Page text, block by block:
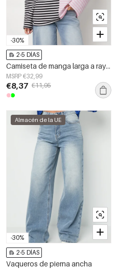
-30%
2-5 DÍAS
Camiseta de manga larga a rayas con bloques
MSRP €32,99
€8,37 €11,95
-30%
Almacén de la UE
2-5 DÍAS
Vaqueros de pierna ancha